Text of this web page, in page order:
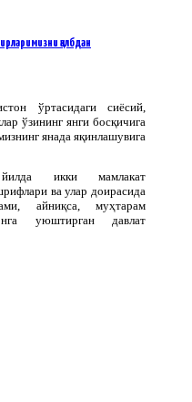
қалбдан
ўртасидаги сиёсий
ўзининг янги босқичига
янада яқинлашувига
икки мамлакат
ва улар доирасида
айниқса, муҳтарам
уюштирган давлат